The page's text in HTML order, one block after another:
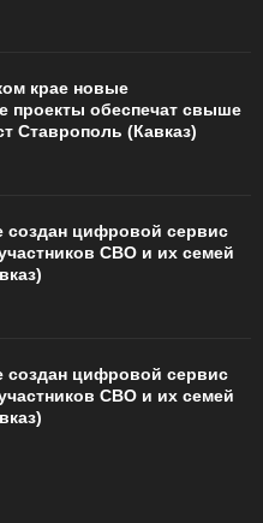
крае новые
проекты обеспечат свыше
Ставрополь (Кавказ)
создан цифровой сервис
СВО и их семей
создан цифровой сервис
СВО и их семей